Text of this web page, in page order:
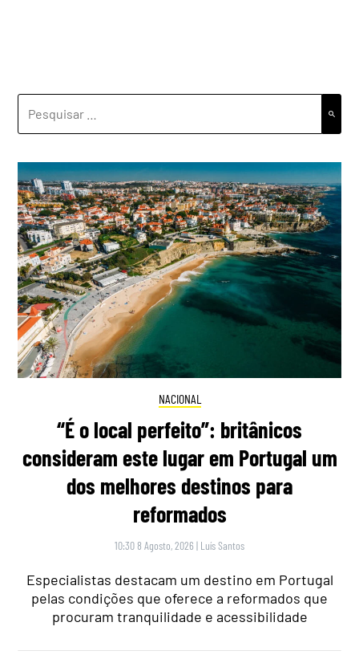
NACIONAL
“É o local perfeito”: britânicos
consideram este lugar em Portugal um
dos melhores destinos para
reformados
10:30 8 Agosto, 2026 | Luís Santos
Especialistas destacam um destino em Portugal
pelas condições que oferece a reformados que
procuram tranquilidade e acessibilidade